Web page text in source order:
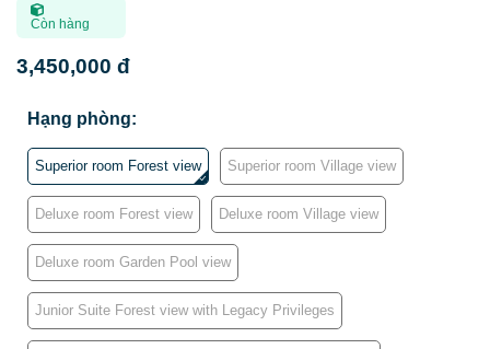
Còn hàng
3,450,000 đ
Hạng phòng:
Superior room Forest view Superior room Village view
Deluxe room Forest view Deluxe room Village view
Deluxe room Garden Pool view
Junior Suite Forest view with Legacy Privileges